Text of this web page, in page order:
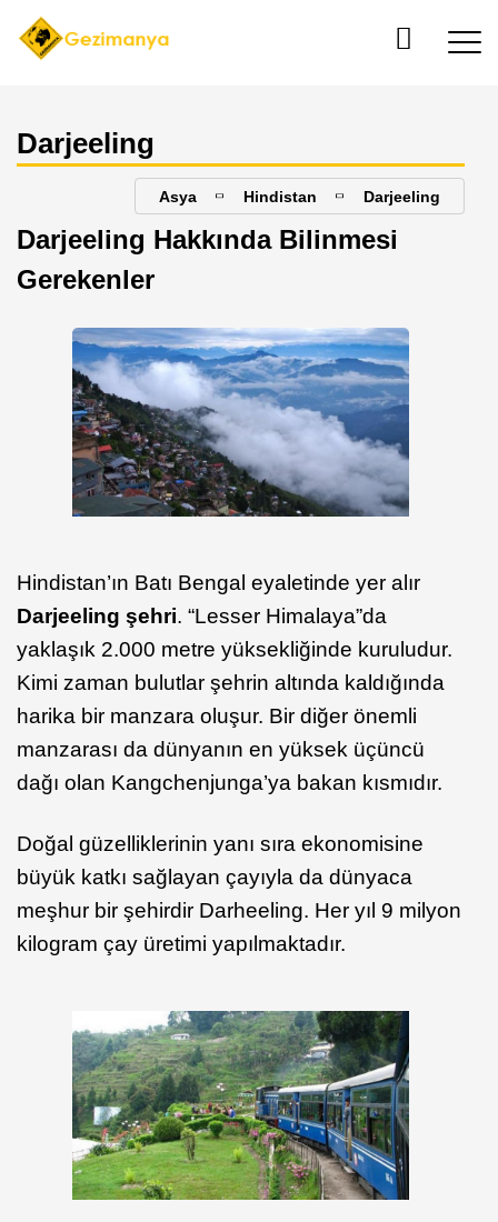
Darjeeling
Asya Hindistan Darjeeling
Darjeeling Hakkında Bilinmesi
Gerekenler
Hindistan’ın Batı Bengal eyaletinde yer alır
Darjeeling şehri. “Lesser Himalaya”da
yaklaşık 2.000 metre yüksekliğinde kuruludur.
Kimi zaman bulutlar şehrin altında kaldığında
harika bir manzara oluşur. Bir diğer önemli
manzarası da dünyanın en yüksek üçüncü
dağı olan Kangchenjunga’ya bakan kısmıdır.
Doğal güzelliklerinin yanı sıra ekonomisine
büyük katkı sağlayan çayıyla da dünyaca
meşhur bir şehirdir Darheeling. Her yıl 9 milyon
kilogram çay üretimi yapılmaktadır.